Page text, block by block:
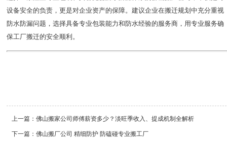
设备安全的负责，更是对企业资产的保障。建议企业在搬迁规划中充分重视
防水防漏问题，选择具备专业包装能力和防水经验的服务商，用专业服务确
保工厂搬迁的安全顺利。
上一篇：佛山搬家公司师傅薪资多少？淡旺季收入、提成机制全解析
下一篇：佛山搬厂公司 精细防护 防磕碰专业搬工厂